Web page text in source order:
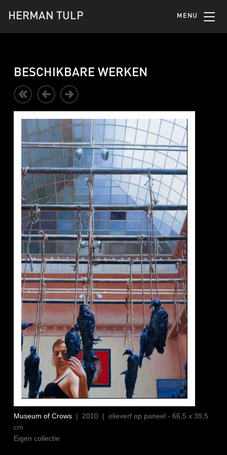
HERMAN TULP MENU
BESCHIKBARE WERKEN
Museum of Crows | 2010 | olieverf op paneel - 66,5 x 39,5
cm
Eigen collectie